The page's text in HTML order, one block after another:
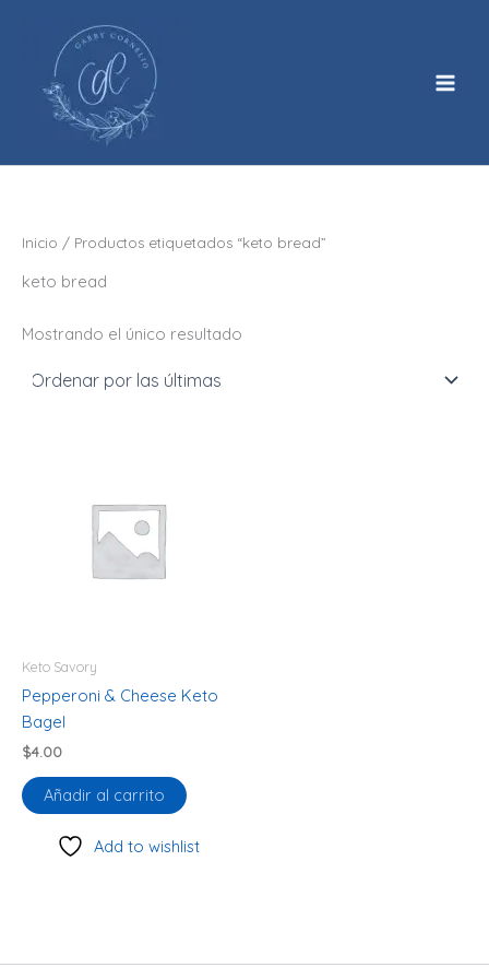
contenido
Inicio / Productos etiquetados “keto bread”
keto bread
Mostrando el único resultado
Keto Savory
Pepperoni & Cheese Keto
Bagel
$4.00
Añadir al carrito
Add to wishlist